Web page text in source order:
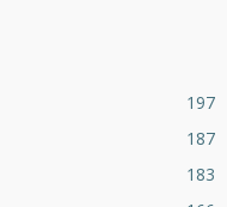
197
187
183